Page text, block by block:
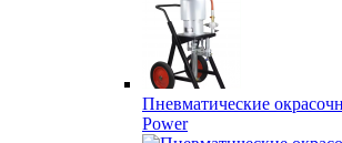
Пневматические
Power